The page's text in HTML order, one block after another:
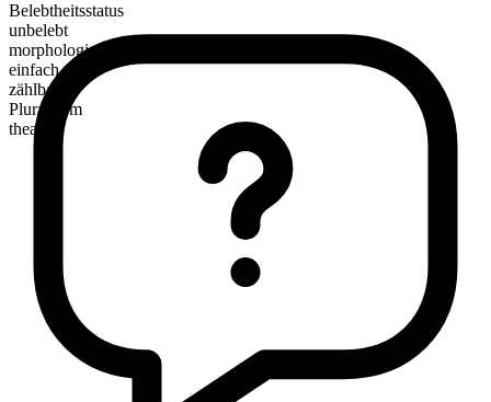
Belebtheitsstatus
unbelebt
morphologische Zusammensetzung
einfach
zählbar
Pluralform
theaters